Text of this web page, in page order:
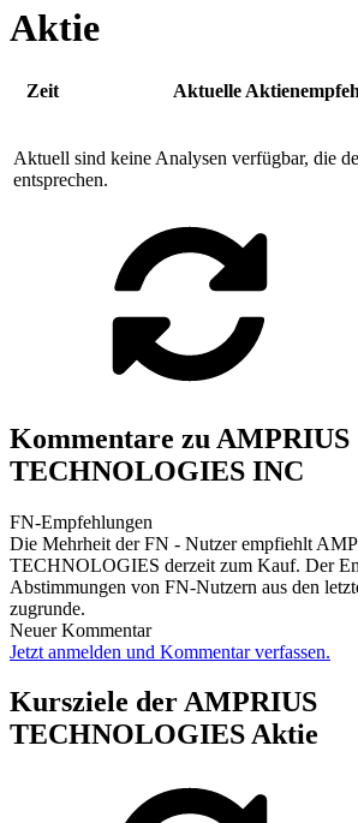
Aktie
Zeit Aktuelle
Aktuell sind keine Analysen verfügbar, die
entsprechen.
Kommentare zu AMPRIUS
TECHNOLOGIES INC
FN-Empfehlungen
Die Mehrheit der FN - Nutzer empfiehlt
TECHNOLOGIES derzeit zum Kauf. Der
Abstimmungen von FN-Nutzern aus den
zugrunde.
Neuer Kommentar
Jetzt anmelden und Kommentar verfassen.
Kursziele der AMPRIUS
TECHNOLOGIES Aktie